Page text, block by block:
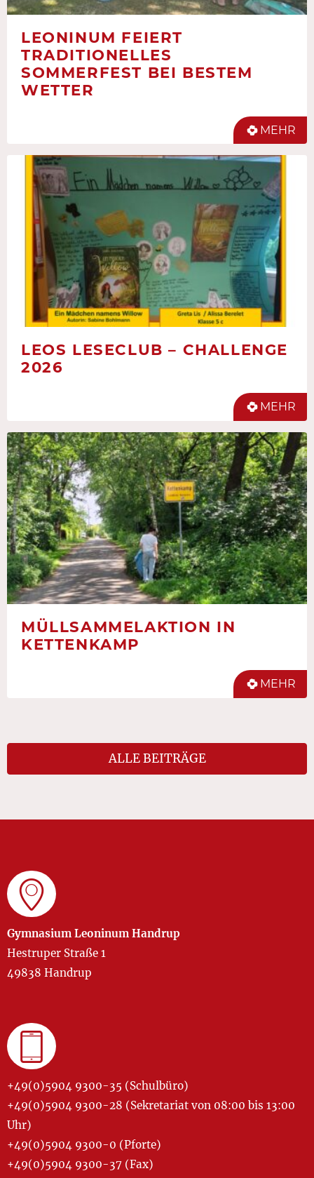
LEONINUM FEIERT
TRADITIONELLES
SOMMERFEST BEI BESTEM
WETTER
MEHR
LEOS LESECLUB – CHALLENGE
2026
MEHR
MÜLLSAMMELAKTION IN
KETTENKAMP
MEHR
ALLE BEITRÄGE
Gymnasium Leoninum Handrup
Hestruper Straße 1
49838 Handrup
+49(0)5904 9300-35 (Schulbüro)
+49(0)5904 9300-28 (Sekretariat von 08:00 bis 13:00
Uhr)
+49(0)5904 9300-0 (Pforte)
+49(0)5904 9300-37 (Fax)